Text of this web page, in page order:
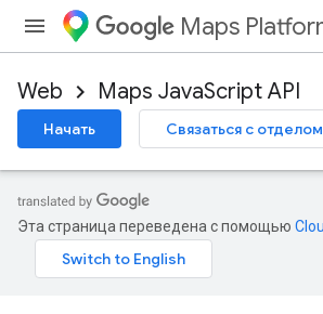
Maps
Web Maps JavaScript API
Начать Связаться с
Эта страница переведена с помощью